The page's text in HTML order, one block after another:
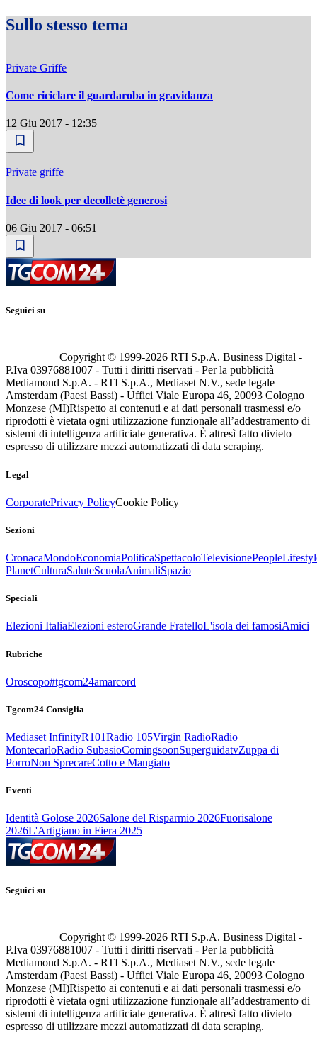
Sullo stesso tema
Private Griffe
Come riciclare il guardaroba in gravidanza
12 Giu 2017 - 12:35
Private griffe
Idee di look per decolletè generosi
06 Giu 2017 - 06:51
Seguici su
Copyright © 1999-2026 RTI S.p.A. Business Digital -
P.Iva 03976881007 - Tutti i diritti riservati - Per la pubblicità
Mediamond S.p.A. - RTI S.p.A., Mediaset N.V., sede legale
Amsterdam (Paesi Bassi) - Uffici Viale Europa 46, 20093 Cologno
Monzese (MI)Rispetto ai contenuti e ai dati personali trasmessi e/o
riprodotti è vietata ogni utilizzazione funzionale all’addestramento di
sistemi di intelligenza artificiale generativa. È altresì fatto divieto
espresso di utilizzare mezzi automatizzati di data scraping.
Legal
CorporatePrivacy PolicyCookie Policy
Sezioni
CronacaMondoEconomiaPoliticaSpettacoloTelevisionePeople
PlanetCulturaSaluteScuolaAnimaliSpazio
Speciali
Elezioni ItaliaElezioni esteroGrande FratelloL'isola dei famosiAmici
Rubriche
Oroscopo#tgcom24amarcord
Tgcom24 Consiglia
Mediaset InfinityR101Radio 105Virgin RadioRadio
MontecarloRadio SubasioComingsoonSuperguidatvZuppa di
PorroNon SprecareCotto e Mangiato
Eventi
Identità Golose 2026Salone del Risparmio 2026Fuorisalone
2026L'Artigiano in Fiera 2025
Seguici su
Copyright © 1999-2026 RTI S.p.A. Business Digital -
P.Iva 03976881007 - Tutti i diritti riservati - Per la pubblicità
Mediamond S.p.A. - RTI S.p.A., Mediaset N.V., sede legale
Amsterdam (Paesi Bassi) - Uffici Viale Europa 46, 20093 Cologno
Monzese (MI)Rispetto ai contenuti e ai dati personali trasmessi e/o
riprodotti è vietata ogni utilizzazione funzionale all’addestramento di
sistemi di intelligenza artificiale generativa. È altresì fatto divieto
espresso di utilizzare mezzi automatizzati di data scraping.